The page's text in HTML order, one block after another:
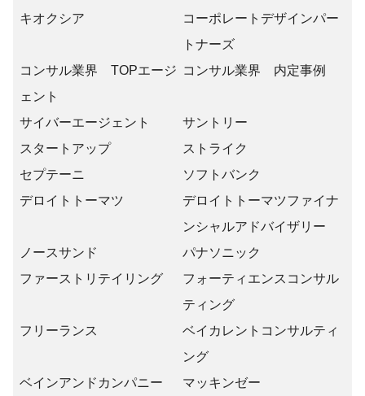
キオクシア
コーポレートデザインパー
トナーズ
コンサル業界 TOPエージ
ェント
コンサル業界 内定事例
サイバーエージェント
サントリー
スタートアップ
ストライク
セプテーニ
ソフトバンク
デロイトトーマツ
デロイトトーマツファイナ
ンシャルアドバイザリー
ノースサンド
パナソニック
ファーストリテイリング
フォーティエンスコンサル
ティング
フリーランス
ベイカレントコンサルティ
ング
ベインアンドカンパニー
マッキンゼー